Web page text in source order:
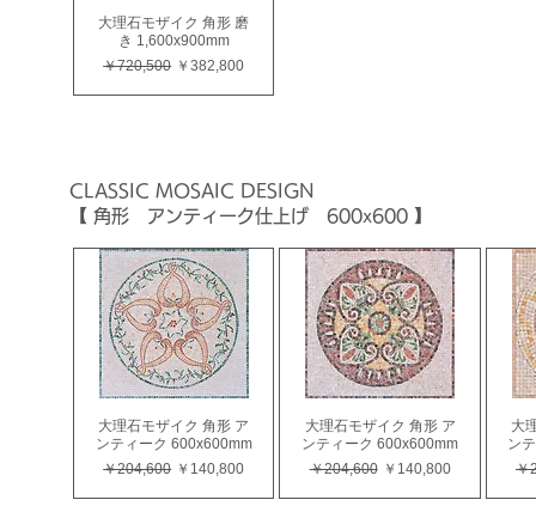
大理石モザイク 角形 磨
き 1,600x900mm
通常価格
￥720,500 セール価格
￥382,800
CLASSIC MOSAIC DESIGN
【 角形 アンティーク仕上げ 600x600 】
大理石モザイク 角形 ア
ンティーク 600x600mm
通常価格
￥204,600 セール価格
￥140,800
大理石モザイク 角形 ア
ンティーク 600x600mm
通常価格
￥204,600 セール価格
￥140,800
大
ン
通
￥